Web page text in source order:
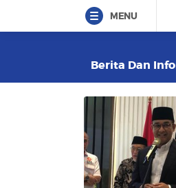
MENU
Berita Dan